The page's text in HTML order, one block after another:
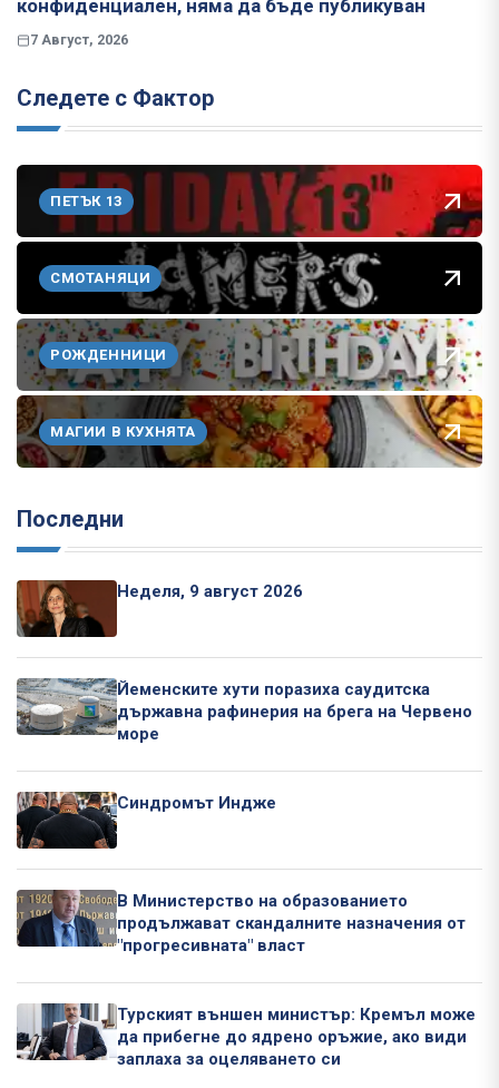
конфиденциален, няма да бъде публикуван
7 Август, 2026
Следете с Фактор
ПЕТЪК 13
СМОТАНЯЦИ
РОЖДЕННИЦИ
МАГИИ В КУХНЯТА
Последни
Неделя, 9 август 2026
Йеменските хути поразиха саудитска
държавна рафинерия на брега на Червено
море
Синдромът Индже
В Министерство на образованието
продължават скандалните назначения от
"прогресивната" власт
Турският външен министър: Кремъл може
да прибегне до ядрено оръжие, ако види
заплаха за оцеляването си